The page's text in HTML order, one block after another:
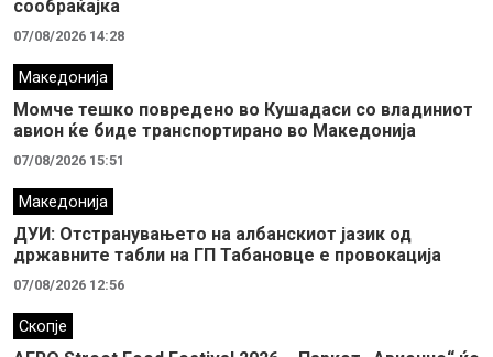
сообраќајка
07/08/2026 14:28
Македонија
Момче тешко повредено во Кушадаси со владиниот
авион ќе биде транспортирано во Македонија
07/08/2026 15:51
Македонија
ДУИ: Отстранувањето на албанскиот јазик од
државните табли на ГП Табановце е провокација
07/08/2026 12:56
Скопје